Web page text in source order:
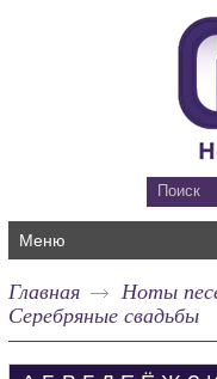
Меню
Главная
Ноты
Серебряные свадьбы